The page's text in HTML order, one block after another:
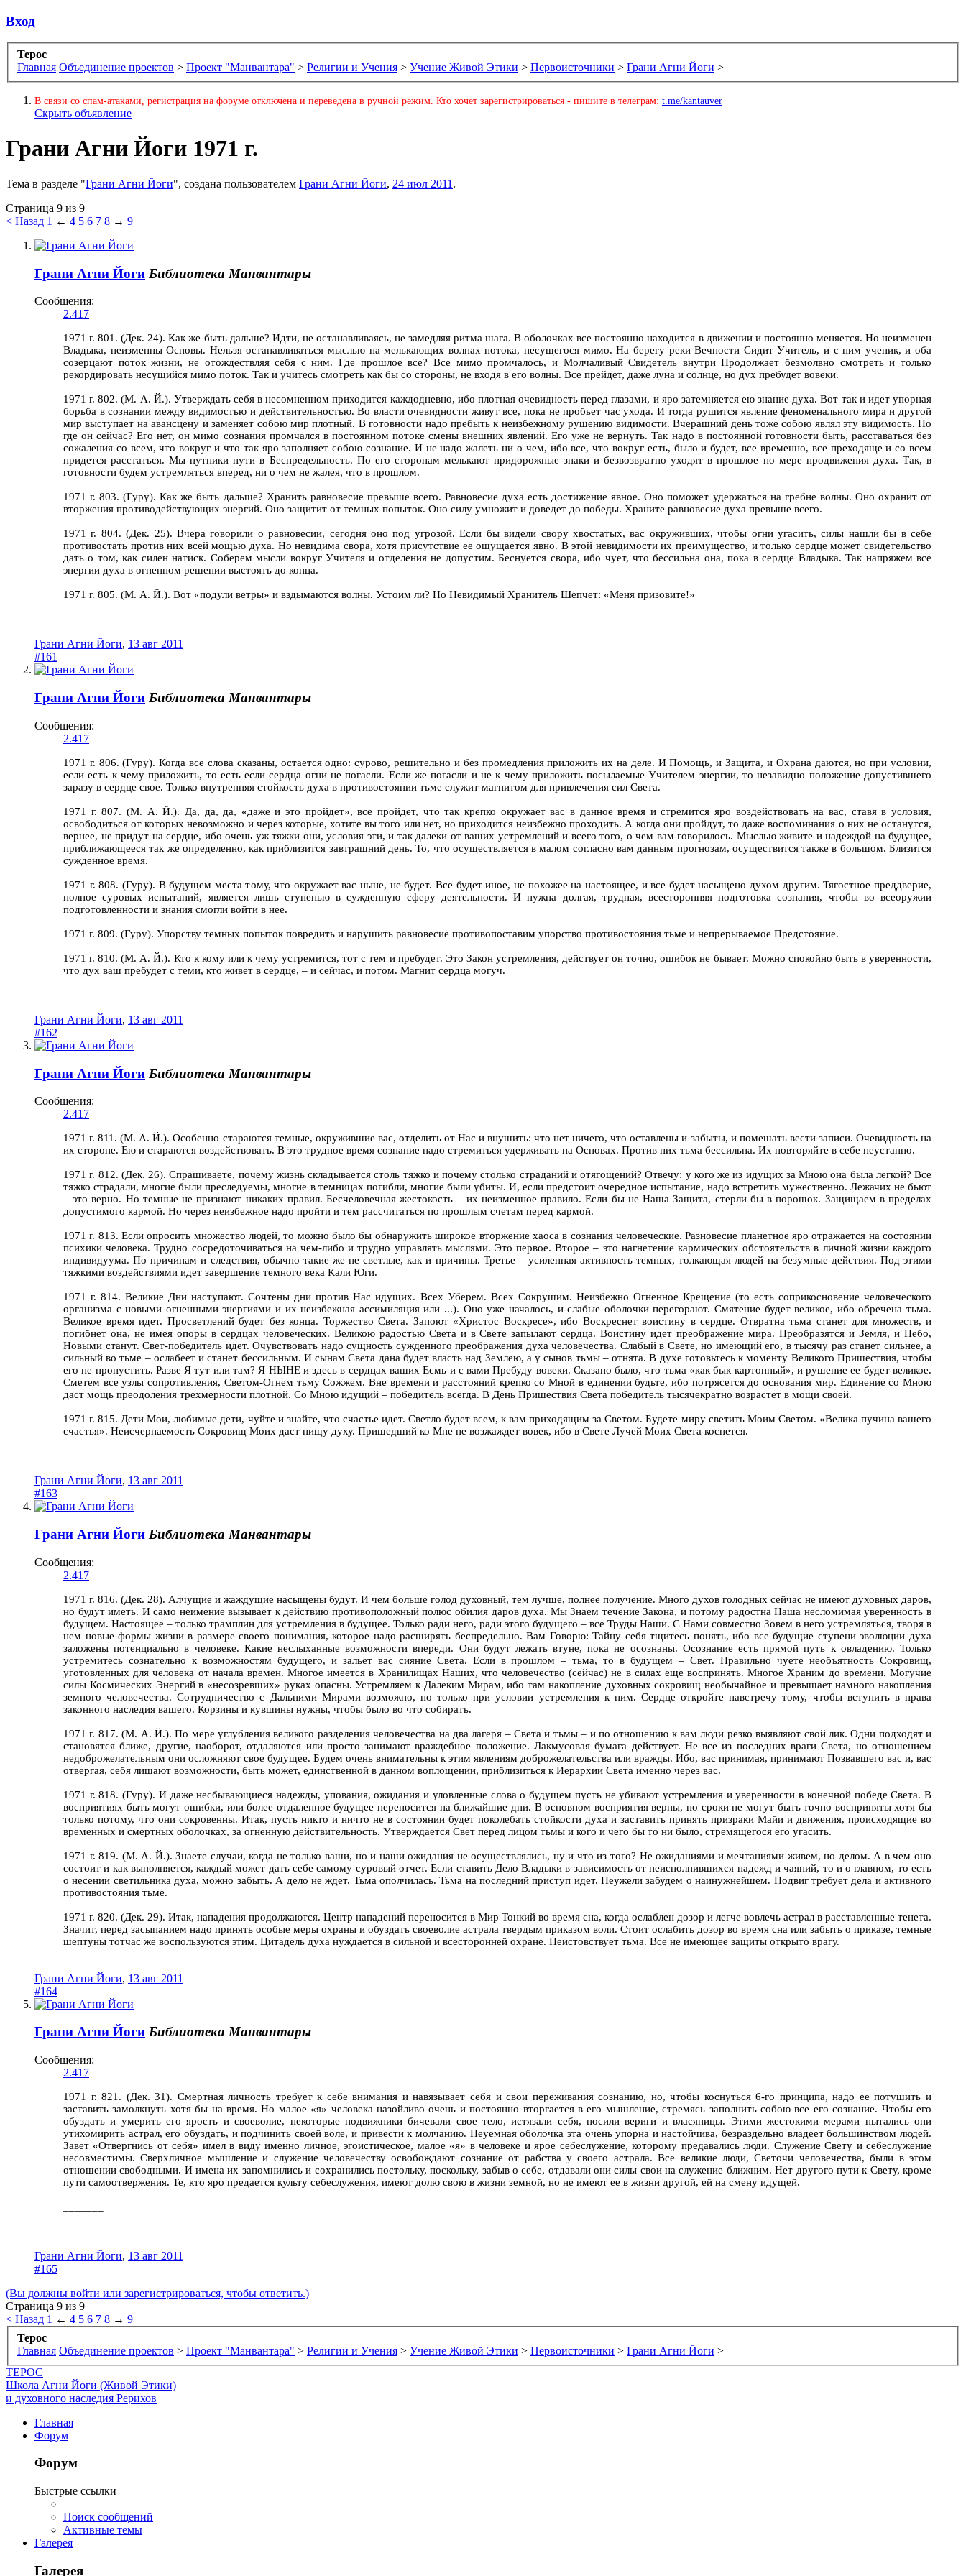
Вход
Терос
Главная Объединение проектов > Проект "Манвантара" > Религии и Учения > Учение Живой Этики > Первоисточники > Грани Агни Йоги >
В связи со спам-атаками, регистрация на форуме отключена и переведена в ручной режим. Кто хочет зарегистрироваться - пишите в телеграм: t.me/kantauver
Скрыть объявление
Грани Агни Йоги 1971 г.
Тема в разделе "Грани Агни Йоги", создана пользователем Грани Агни Йоги, 24 июл 2011 .
Страница 9 из 9
< Назад 1 ← 4 5 6 7 8 → 9
Грани Агни Йоги Библиотека Манвантары
Сообщения:
2.417
1971 г. 801. (Дек. 24). Как же быть дальше? Идти, не останавливаясь, не замедляя ритма шага. В оболочках все постоянно находится в движении и постоянно меняется. Но неизменен
Владыка, неизменны Основы. Нельзя останавливаться мыслью на мелькающих волнах потока, несущегося мимо. На берегу реки Вечности Сидит Учитель, и с ним ученик, и оба
созерцают поток жизни, не отождествляя себя с ним. Где прошлое все? Все мимо промчалось, и Молчаливый Свидетель внутри Продолжает безмолвно смотреть и только
рекордировать несущийся мимо поток. Так и учитесь смотреть как бы со стороны, не входя в его волны. Все прейдет, даже луна и солнце, но дух пребудет вовеки.
1971 г. 802. (М. А. Й.). Утверждать себя в несомненном приходится каждодневно, ибо плотная очевидность перед глазами, и яро затемняется ею знание духа. Вот так и идет упорная
борьба в сознании между видимостью и действительностью. Во власти очевидности живут все, пока не пробьет час ухода. И тогда рушится явление феноменального мира и другой
мир выступает на авансцену и заменяет собою мир плотный. В готовности надо пребыть к неизбежному рушению видимости. Вчерашний день тоже собою являл эту видимость. Но
где он сейчас? Его нет, он мимо сознания промчался в постоянном потоке смены внешних явлений. Его уже не вернуть. Так надо в постоянной готовности быть, расставаться без
сожаления со всем, что вокруг и что так яро заполняет собою сознание. И не надо жалеть ни о чем, ибо все, что вокруг есть, было и будет, все временно, все преходяще и со всем
придется расстаться. Мы путники пути в Беспредельность. По его сторонам мелькают придорожные знаки и безвозвратно уходят в прошлое по мере продвижения духа. Так, в
готовности будем устремляться вперед, ни о чем не жалея, что в прошлом.
1971 г. 803. (Гуру). Как же быть дальше? Хранить равновесие превыше всего. Равновесие духа есть достижение явное. Оно поможет удержаться на гребне волны. Оно охранит от
вторжения противодействующих энергий. Оно защитит от темных попыток. Оно силу умножит и доведет до победы. Храните равновесие духа превыше всего.
1971 г. 804. (Дек. 25). Вчера говорили о равновесии, сегодня оно под угрозой. Если бы видели свору хвостатых, вас окруживших, чтобы огни угасить, силы нашли бы в себе
противостать против них всей мощью духа. Но невидима свора, хотя присутствие ее ощущается явно. В этой невидимости их преимущество, и только сердце может свидетельство
дать о том, как силен натиск. Соберем мысли вокруг Учителя и отделения не допустим. Беснуется свора, ибо чует, что бессильна она, пока в сердце Владыка. Так напряжем все
энергии духа в огненном решении выстоять до конца.
1971 г. 805. (М. А. Й.). Вот «подули ветры» и вздымаются волны. Устоим ли? Но Невидимый Хранитель Шепчет: «Меня призовите!»
Грани Агни Йоги, 13 авг 2011
#161
Грани Агни Йоги Библиотека Манвантары
Сообщения:
2.417
1971 г. 806. (Гуру). Когда все слова сказаны, остается одно: сурово, решительно и без промедления приложить их на деле. И Помощь, и Защита, и Охрана даются, но при условии,
если есть к чему приложить, то есть если сердца огни не погасли. Если же погасли и не к чему приложить посылаемые Учителем энергии, то незавидно положение допустившего
заразу в сердце свое. Только внутренняя стойкость духа в противостоянии тьме служит магнитом для привлечения сил Света.
1971 г. 807. (М. А. Й.). Да, да, да, «даже и это пройдет», все пройдет, что так крепко окружает вас в данное время и стремится яро воздействовать на вас, ставя в условия,
освободиться от которых невозможно и через которые, хотите вы того или нет, но приходится неизбежно проходить. А когда они пройдут, то даже воспоминания о них не останутся,
вернее, не придут на сердце, ибо очень уж тяжки они, условия эти, и так далеки от ваших устремлений и всего того, о чем вам говорилось. Мыслью живите и надеждой на будущее,
приближающееся так же определенно, как приблизится завтрашний день. То, что осуществляется в малом согласно вам данным прогнозам, осуществится также в большом. Близится
сужденное время.
1971 г. 808. (Гуру). В будущем места тому, что окружает вас ныне, не будет. Все будет иное, не похожее на настоящее, и все будет насыщено духом другим. Тягостное преддверие,
полное суровых испытаний, является лишь ступенью в сужденную сферу деятельности. И нужна долгая, трудная, всесторонняя подготовка сознания, чтобы во всеоружии
подготовленности и знания смогли войти в нее.
1971 г. 809. (Гуру). Упорству темных попыток повредить и нарушить равновесие противопоставим упорство противостояния тьме и непрерываемое Предстояние.
1971 г. 810. (М. А. Й.). Кто к кому или к чему устремится, тот с тем и пребудет. Это Закон устремления, действует он точно, ошибок не бывает. Можно спокойно быть в уверенности,
что дух ваш пребудет с теми, кто живет в сердце, – и сейчас, и потом. Магнит сердца могуч.
Грани Агни Йоги, 13 авг 2011
#162
Грани Агни Йоги Библиотека Манвантары
Сообщения:
2.417
1971 г. 811. (М. А. Й.). Особенно стараются темные, окружившие вас, отделить от Нас и внушить: что нет ничего, что оставлены и забыты, и помешать вести записи. Очевидность на
их стороне. Ею и стараются воздействовать. В это трудное время сознание надо стремиться удерживать на Основах. Против них тьма бессильна. Их повторяйте в себе неустанно.
1971 г. 812. (Дек. 26). Спрашиваете, почему жизнь складывается столь тяжко и почему столько страданий и отягощений? Отвечу: у кого же из идущих за Мною она была легкой? Все
тяжко страдали, многие были преследуемы, многие в темницах погибли, многие были убиты. И, если предстоит очередное испытание, надо встретить мужественно. Лежачих не бьют
– это верно. Но темные не признают никаких правил. Бесчеловечная жестокость – их неизменное правило. Если бы не Наша Защита, стерли бы в порошок. Защищаем в пределах
допустимого кармой. Но через неизбежное надо пройти и тем рассчитаться по прошлым счетам перед кармой.
1971 г. 813. Если опросить множество людей, то можно было бы обнаружить широкое вторжение хаоса в сознания человеческие. Разновесие планетное яро отражается на состоянии
психики человека. Трудно сосредоточиваться на чем-либо и трудно управлять мыслями. Это первое. Второе – это нагнетение кармических обстоятельств в личной жизни каждого
индивидуума. По причинам и следствия, обычно такие же не светлые, как и причины. Третье – усиленная активность темных, толкающая людей на безумные действия. Под этими
тяжкими воздействиями идет завершение темного века Кали Юги.
1971 г. 814. Великие Дни наступают. Сочтены дни против Нас идущих. Всех Уберем. Всех Сокрушим. Неизбежно Огненное Крещение (то есть соприкосновение человеческого
организма с новыми огненными энергиями и их неизбежная ассимиляция или ...). Оно уже началось, и слабые оболочки перегорают. Смятение будет великое, ибо обречена тьма.
Великое время идет. Просветлений будет без конца. Торжество Света. Запоют «Христос Воскресе», ибо Воскреснет воистину в сердце. Отвратна тьма станет для множеств, и
погибнет она, не имея опоры в сердцах человеческих. Великою радостью Света и в Свете запылают сердца. Воистину идет преображение мира. Преобразятся и Земля, и Небо,
Новыми станут. Свет-победитель идет. Очувствовать надо сущность сужденного преображения духа человечества. Слабый в Свете, но имеющий его, в тысячу раз станет сильнее, а
сильный во тьме – ослабеет и станет бессильным. И сынам Света дана будет власть над Землею, а у сынов тьмы – отнята. В духе готовьтесь к моменту Великого Пришествия, чтобы
его не пропустить. Разве Я тут или там? Я НЫНЕ и здесь в сердцах ваших Есмь и с вами Пребуду вовеки. Сказано было, что тьма «как бык картонный», и рушение ее будет великое.
Сметем все узлы сопротивления, Светом-Огнем тьму Сожжем. Вне времени и расстояний крепко со Мной в единении будьте, ибо потрясется до основания мир. Единение со Мною
даст мощь преодоления трехмерности плотной. Со Мною идущий – победитель всегда. В День Пришествия Света победитель тысячекратно возрастет в мощи своей.
1971 г. 815. Дети Мои, любимые дети, чуйте и знайте, что счастье идет. Светло будет всем, к вам приходящим за Светом. Будете миру светить Моим Светом. «Велика пучина вашего
счастья». Неисчерпаемость Сокровищ Моих даст пищу духу. Пришедший ко Мне не возжаждет вовек, ибо в Свете Лучей Моих Света коснется.
Грани Агни Йоги, 13 авг 2011
#163
Грани Агни Йоги Библиотека Манвантары
Сообщения:
2.417
1971 г. 816. (Дек. 28). Алчущие и жаждущие насыщены будут. И чем больше голод духовный, тем лучше, полнее получение. Много духов голодных сейчас не имеют духовных даров,
но будут иметь. И само неимение вызывает к действию противоположный полюс обилия даров духа. Мы Знаем течение Закона, и потому радостна Наша несломимая уверенность в
будущем. Настоящее – только трамплин для устремления в будущее. Только ради него, ради этого будущего – все Труды Наши. С Нами совместно Зовем в него устремляться, творя в
нем новые формы жизни в размере своего понимания, которое надо расширять беспредельно. Вам Говорю: Тайну себя тщитесь понять, ибо все будущие ступени эволюции духа
заложены потенциально в человеке. Какие неслыханные возможности впереди. Они будут лежать втуне, пока не осознаны. Осознание есть прямой путь к овладению. Только
устремитесь сознательно к возможностям будущего, и зальет вас сияние Света. Если в прошлом – тьма, то в будущем – Свет. Правильно чуете необъятность Сокровищ,
уготовленных для человека от начала времен. Многое имеется в Хранилищах Наших, что человечество (сейчас) не в силах еще воспринять. Многое Храним до времени. Могучие
силы Космических Энергий в «несозревших» руках опасны. Устремляем к Далеким Мирам, ибо там накопление духовных сокровищ необычайное и превышает намного накопления
земного человечества. Сотрудничество с Дальними Мирами возможно, но только при условии устремления к ним. Сердце откройте навстречу тому, чтобы вступить в права
законного наследия вашего. Корзины и кувшины нужны, чтобы было во что собирать.
1971 г. 817. (М. А. Й.). По мере углубления великого разделения человечества на два лагеря – Света и тьмы – и по отношению к вам люди резко выявляют свой лик. Одни подходят и
становятся ближе, другие, наоборот, отдаляются или просто занимают враждебное положение. Лакмусовая бумага действует. Не все из последних враги Света, но отношением
недоброжелательным они осложняют свое будущее. Будем очень внимательны к этим явлениям доброжелательства или вражды. Ибо, вас принимая, принимают Позвавшего вас и, вас
отвергая, себя лишают возможности, быть может, единственной в данном воплощении, приблизиться к Иерархии Света именно через вас.
1971 г. 818. (Гуру). И даже несбывающиеся надежды, упования, ожидания и уловленные слова о будущем пусть не убивают устремления и уверенности в конечной победе Света. В
восприятиях быть могут ошибки, или более отдаленное будущее переносится на ближайшие дни. В основном восприятия верны, но сроки не могут быть точно восприняты хотя бы
только потому, что они сокровенны. Итак, пусть никто и ничто не в состоянии будет поколебать стойкости духа и заставить принять призраки Майи и движения, происходящие во
временных и смертных оболочках, за огненную действительность. Утверждается Свет перед лицом тьмы и кого и чего бы то ни было, стремящегося его угасить.
1971 г. 819. (М. А. Й.). Знаете случаи, когда не только ваши, но и наши ожидания не осуществлялись, ну и что из того? Не ожиданиями и мечтаниями живем, но делом. А в чем оно
состоит и как выполняется, каждый может дать себе самому суровый отчет. Если ставить Дело Владыки в зависимость от неисполнившихся надежд и чаяний, то и о главном, то есть
о несении светильника духа, можно забыть. А дело не ждет. Тьма ополчилась. Тьма на последний приступ идет. Неужели забудем о наинужнейшем. Подвиг требует дела и активного
противостояния тьме.
1971 г. 820. (Дек. 29). Итак, нападения продолжаются. Центр нападений переносится в Мир Тонкий во время сна, когда ослаблен дозор и легче вовлечь астрал в расставленные тенета.
Значит, перед засыпанием надо принять особые меры охраны и обуздать своеволие астрала твердым приказом воли. Стоит ослабить дозор во время сна или забыть о приказе, темные
шептуны тотчас же воспользуются этим. Цитадель духа нуждается в сильной и всесторонней охране. Неистовствует тьма. Все не имеющее защиты открыто врагу.
Грани Агни Йоги, 13 авг 2011
#164
Грани Агни Йоги Библиотека Манвантары
Сообщения:
2.417
1971 г. 821. (Дек. 31). Смертная личность требует к себе внимания и навязывает себя и свои переживания сознанию, но, чтобы коснуться 6-го принципа, надо ее потушить и
заставить замолкнуть хотя бы на время. Но малое «я» человека назойливо очень и постоянно вторгается в его мышление, стремясь заполнить собою все его сознание. Чтобы его
обуздать и умерить его ярость и своеволие, некоторые подвижники бичевали свое тело, истязали себя, носили вериги и власяницы. Этими жестокими мерами пытались они
утихомирить астрал, его обуздать, и подчинить своей воле, и привести к молчанию. Неуемная оболочка эта очень упорна и настойчива, безраздельно владеет большинством людей.
Завет «Отвергнись от себя» имел в виду именно личное, эгоистическое, малое «я» в человеке и ярое себеслужение, которому предавались люди. Служение Свету и себеслужение
несовместимы. Сверхличное мышление и служение человечеству освобождают сознание от рабства у своего астрала. Все великие люди, Светочи человечества, были в этом
отношении свободными. И имена их запомнились и сохранились постольку, поскольку, забыв о себе, отдавали они силы свои на служение ближним. Нет другого пути к Свету, кроме
пути самоотвержения. Те, кто яро предается культу себеслужения, имеют долю свою в жизни земной, но не имеют ее в жизни другой, ей на смену идущей.
Грани Агни Йоги, 13 авг 2011
#165
(Вы должны войти или зарегистрироваться, чтобы ответить.)
Страница 9 из 9
< Назад 1 ← 4 5 6 7 8 → 9
Терос
Главная Объединение проектов > Проект "Манвантара" > Религии и Учения > Учение Живой Этики > Первоисточники > Грани Агни Йоги >
ТЕРОС
Школа Агни Йоги (Живой Этики)
и духовного наследия Рерихов
Главная
Форум
Форум
Быстрые ссылки
Поиск сообщений
Активные темы
Галерея
Галерея